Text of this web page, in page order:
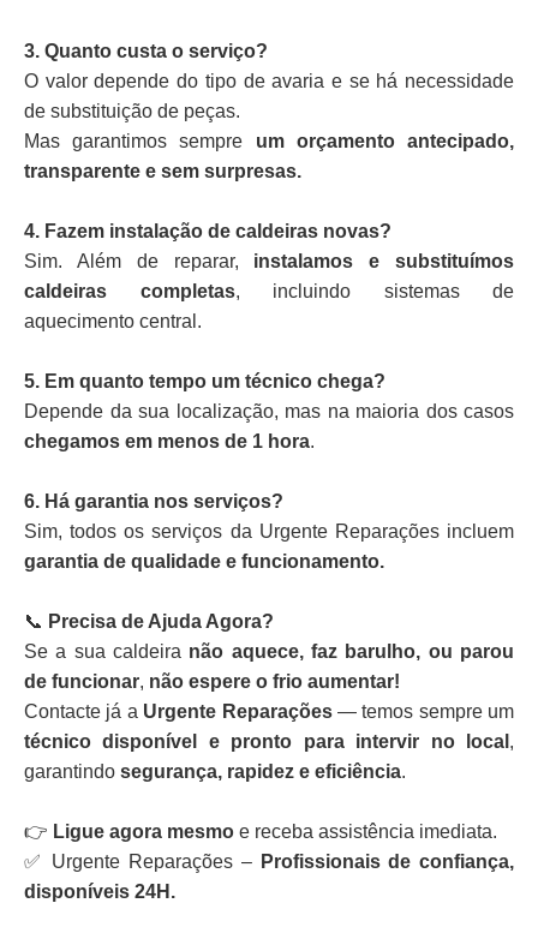
3. Quanto custa o serviço?
O valor depende do tipo de avaria e se há necessidade
de substituição de peças.
Mas garantimos sempre um orçamento antecipado,
transparente e sem surpresas.
4. Fazem instalação de caldeiras novas?
Sim. Além de reparar, instalamos e substituímos
caldeiras completas, incluindo sistemas de
aquecimento central.
5. Em quanto tempo um técnico chega?
Depende da sua localização, mas na maioria dos casos
chegamos em menos de 1 hora.
6. Há garantia nos serviços?
Sim, todos os serviços da Urgente Reparações incluem
garantia de qualidade e funcionamento.
📞 Precisa de Ajuda Agora?
Se a sua caldeira não aquece, faz barulho, ou parou
de funcionar, não espere o frio aumentar!
Contacte já a Urgente Reparações— temos sempre um
técnico disponível e pronto para intervir no local ,
garantindo segurança, rapidez e eficiência.
👉 Ligue agora mesmo e receba assistência imediata.
✅ Urgente Reparações – Profissionais de confiança,
disponíveis 24H.